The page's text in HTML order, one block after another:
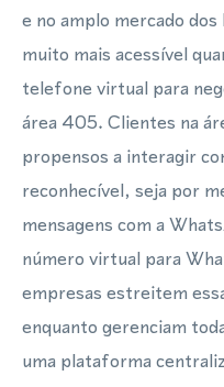
e no amplo mercado
muito mais acessível
telefone virtual para
área 405. Clientes na
propensos a interagir
reconhecível, seja por
mensagens com a
número virtual para
empresas estreitem
enquanto gerenciam
uma plataforma